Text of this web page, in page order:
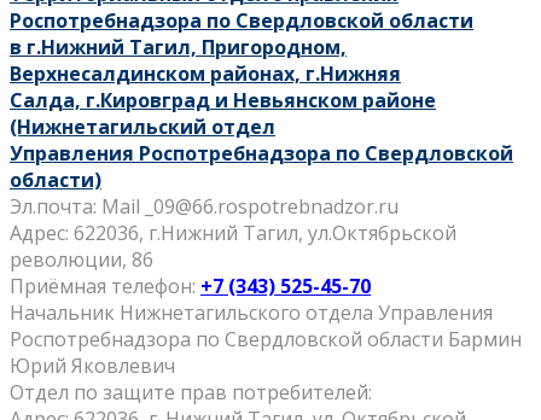
Роспотребнадзора по Свердловской области
в г.Нижний Тагил, Пригородном,
Верхнесалдинском районах, г.Нижняя
Салда, г.Кировград и Невьянском районе
(Нижнетагильский отдел
Управления Роспотребнадзора по Свердловской
области)
Эл.почта: Mail _09@66.rospotrebnadzor.ru
Адрес: 622036, г.Нижний Тагил, ул.Октябрьской
революции, 86
Приёмная телефон: +7 (343) 525-45-70
Начальник Нижнетагильского отдела Управления
Роспотребнадзора по Свердловской области Бармин
Юрий Яковлевич
Отдел по защите прав потребителей: